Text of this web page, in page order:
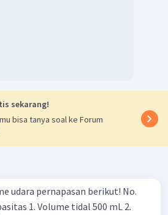
sekarang!
bisa tanya soal ke Forum
pernapasan berikut! No.